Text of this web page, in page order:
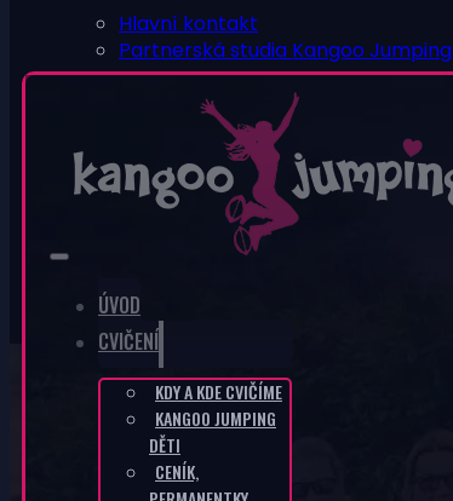
Hlavní kontakt
Partnerská studia Kangoo Jumping
ÚVOD
CVIČENÍ
KDY A KDE CVIČÍME
KANGOO JUMPING
DĚTI
CENÍK,
V košíku nic není.
Spustili jsme nový web